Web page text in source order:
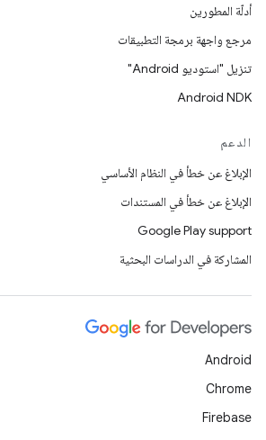
أدلّة المطورين
مرجع واجهة برمجة التطبيقات
تنزيل "استوديو Android"
Android NDK
الدعم
الإبلاغ عن خطأ في النظام الأساسي
الإبلاغ عن خطأ في المستندات
Google Play support
المشاركة في الدراسات البحثية
Android
Chrome
Firebase